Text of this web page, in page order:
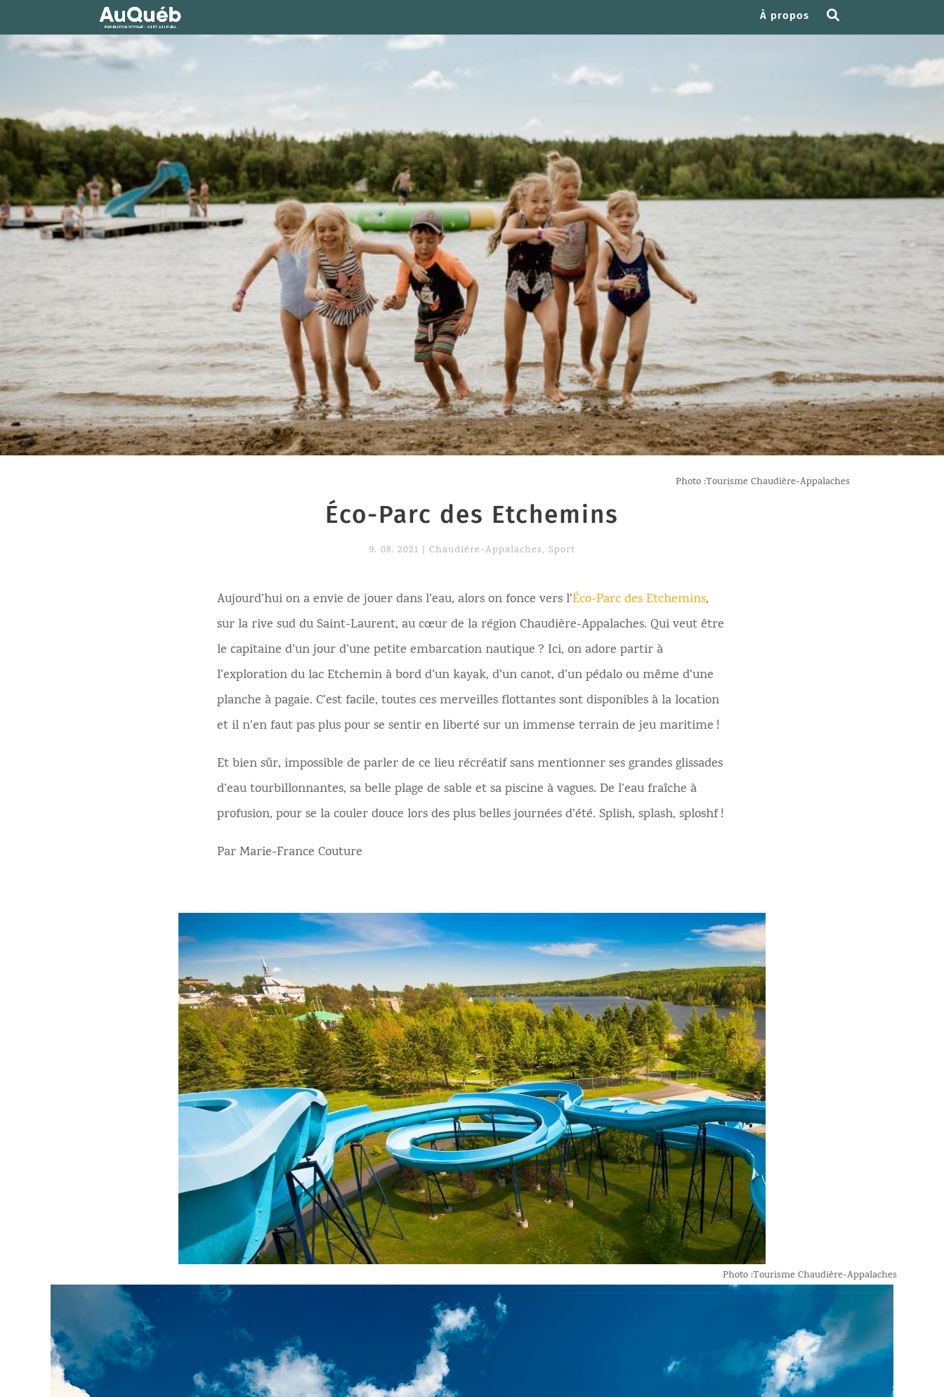
À propos
Photo :Tourisme Chaudière-Appalaches
Éco-Parc des Etchemins
9. 08. 2021 Chaudière-Appalaches, Sport
Aujourd’hui on a envie de jouer dans l’eau, alors on fonce vers l’Éco-Parc des Etchemins,
sur la rive sud du Saint-Laurent, au cœur de la région Chaudière-Appalaches. Qui veut être
le capitaine d’un jour d’une petite embarcation nautique ? Ici, on adore partir à
l’exploration du lac Etchemin à bord d’un kayak, d’un canot, d’un pédalo ou même d’une
planche à pagaie. C’est facile, toutes ces merveilles flottantes sont disponibles à la location
et il n’en faut pas plus pour se sentir en liberté sur un immense terrain de jeu maritime !
Et bien sûr, impossible de parler de ce lieu récréatif sans mentionner ses grandes glissades
d’eau tourbillonnantes, sa belle plage de sable et sa piscine à vagues. De l’eau fraîche à
profusion, pour se la couler douce lors des plus belles journées d’été. Splish, splash, sploshf !
Par Marie-France Couture
Photo :Tourisme Chaudière-Appalaches